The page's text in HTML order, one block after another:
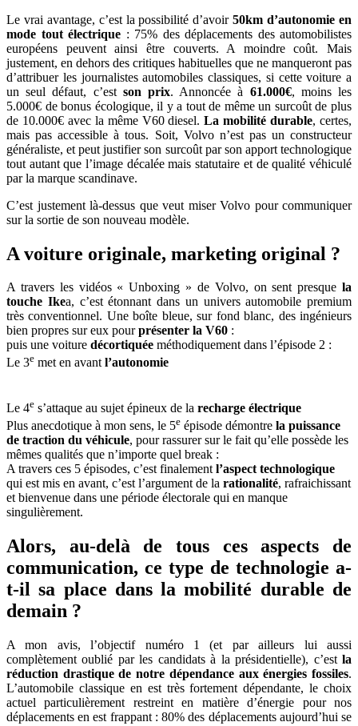
Le vrai avantage, c’est la possibilité d’avoir50km d’autonomie en
mode tout électrique : 75% des déplacements des automobilistes
européens peuvent ainsi être couverts. A moindre coût. Mais
justement, en dehors des critiques habituelles que ne manqueront pas
d’attribuer les journalistes automobiles classiques, si cette voiture a
un seul défaut, c’est son prix. Annoncée à 61.000€, moins les
5.000€ de bonus écologique, il y a tout de même un surcoût de plus
de 10.000€ avec la même V60 diesel.La mobilité durable, certes,
mais pas accessible à tous. Soit, Volvo n’est pas un constructeur
généraliste, et peut justifier son surcoût par son apport technologique
tout autant que l’image décalée mais statutaire et de qualité véhiculé
par la marque scandinave.
C’est justement là-dessus que veut miser Volvo pour communiquer
sur la sortie de son nouveau modèle.
A voiture originale, marketing original ?
A travers les vidéos « Unboxing » de Volvo, on sent presque la
touche Ikea, c’est étonnant dans un univers automobile premium
très conventionnel. Une boîte bleue, sur fond blanc, des ingénieurs
bien propres sur eux pourprésenter la V60 :
puis une voiture décortiquée méthodiquement dans l’épisode 2 :
Le 3e met en avantl’autonomie
Le 4e s’attaque au sujet épineux de la recharge électrique
Plus anecdotique à mon sens, le 5e épisode démontre la puissance
de traction du véhicule, pour rassurer sur le fait qu’elle possède les
mêmes qualités que n’importe quel break :
A travers ces 5 épisodes, c’est finalementl’aspect technologique
qui est mis en avant, c’est l’argument de la rationalité, rafraichissant
et bienvenue dans une période électorale qui en manque
singulièrement.
Alors, au-delà de tous ces aspects de
communication, ce type de technologie a-
t-il sa place dans la mobilité durable de
demain ?
A mon avis, l’objectif numéro 1 (et par ailleurs lui aussi
complètement oublié par les candidats à la présidentielle), c’est la
réduction drastique de notre dépendance aux énergies fossiles.
L’automobile classique en est très fortement dépendante, le choix
actuel particulièrement restreint en matière d’énergie pour nos
déplacements en est frappant : 80% des déplacements aujourd’hui se